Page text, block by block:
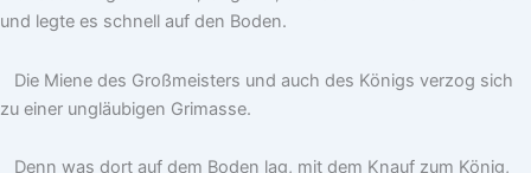
und legte es schnell auf den Boden.
Die Miene des Großmeisters und auch des Königs verzog sich
zu einer ungläubigen Grimasse.
Denn was dort auf dem Boden lag, mit dem Knauf zum König,